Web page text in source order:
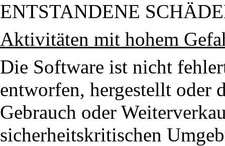
ENTSTANDENE
Aktivitäten mit hohem
Die Software ist nicht
entworfen, hergestellt oder
Gebrauch oder
sicherheitskritischen